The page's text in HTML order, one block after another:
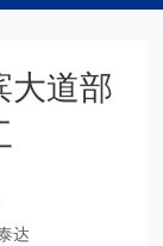
大道部
达